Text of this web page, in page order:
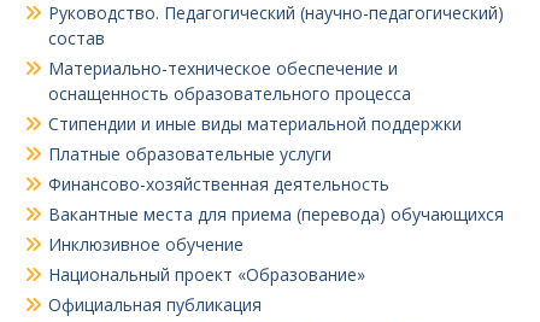
Руководство. Педагогический (научно-педагогический)
состав
Материально-техническое обеспечение и
оснащенность образовательного процесса
Стипендии и иные виды материальной поддержки
Платные образовательные услуги
Финансово-хозяйственная деятельность
Вакантные места для приема (перевода) обучающихся
Инклюзивное обучение
Национальный проект «Образование»
Официальная публикация